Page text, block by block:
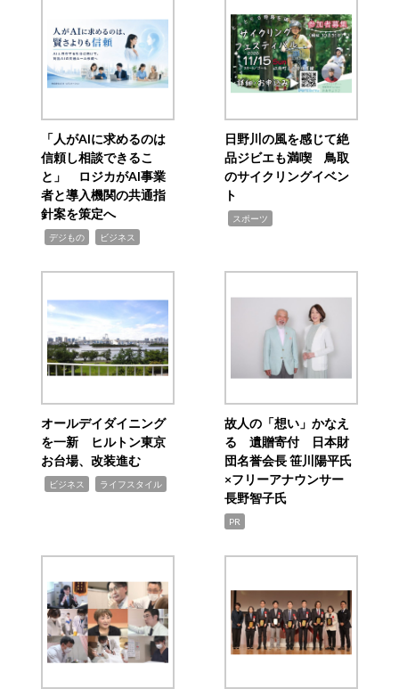
「人がAIに求めるのは
信頼し相談できるこ
と」 ロジカがAI事業
者と導入機関の共通指
針案を策定へ
デジもの ビジネス
日野川の風を感じて絶
品ジビエも満喫 鳥取
のサイクリングイベン
ト
スポーツ
オールデイダイニング
を一新 ヒルトン東京
お台場、改装進む
ビジネス ライフスタイル
故人の「想い」かなえ
る 遺贈寄付 日本財
団名誉会長 笹川陽平氏
×フリーアナウンサー
長野智子氏
PR